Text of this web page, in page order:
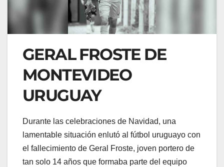
GERAL FROSTE DE
MONTEVIDEO
URUGUAY
Durante las celebraciones de Navidad, una
lamentable situación enlutó al fútbol uruguayo con
el fallecimiento de Geral Froste, joven portero de
tan solo 14 años que formaba parte del equipo